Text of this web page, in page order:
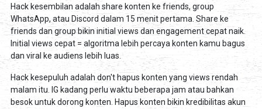
Hack kesembilan adalah share konten ke friends, group
WhatsApp, atau Discord dalam 15 menit pertama. Share ke
friends dan group bikin initial views dan engagement cepat naik.
Initial views cepat = algoritma lebih percaya konten kamu bagus
dan viral ke audiens lebih luas.
Hack kesepuluh adalah don't hapus konten yang views rendah
malam itu. IG kadang perlu waktu beberapa jam atau bahkan
besok untuk dorong konten. Hapus konten bikin kredibilitas akun